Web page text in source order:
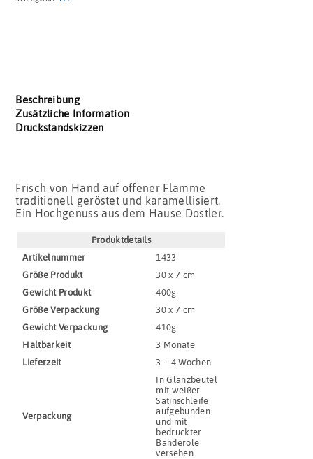
Beschreibung
Zusätzliche Information
Druckstandskizzen
Frisch von Hand auf offener Flamme
traditionell geröstet und karamellisiert.
Ein Hochgenuss aus dem Hause Dostler.
Produktdetails
Artikel­nummer
1433
Größe Produkt
30 x 7 cm
Gewicht Produkt
400g
Größe Verpackung
30 x 7 cm
Gewicht Verpackung
410g
Haltbar­keit
3 Monate
Lieferzeit
3 – 4 Wochen
Verpackung
In Glanzbeutel
mit weißer
Satinschleife
aufgebunden
und mit
bedruckter
Banderole
versehen.